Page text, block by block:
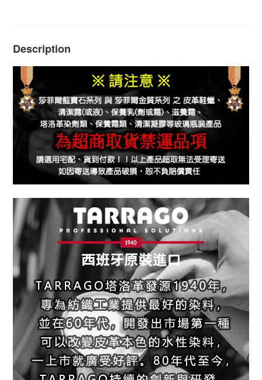
Description